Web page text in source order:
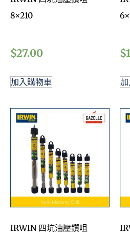
8×210
$27.00
加入購物車
$
IRWIN 四坑油壓鑽咀